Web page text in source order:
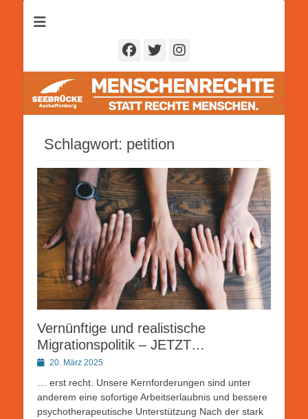
Facebook
Twitter
Instagram
Schlagwort: petition
Vernünftige und realistische
Migrationspolitik – JETZT…
Posted20. März 2025
… erst recht. Unsere Kernforderungen sind unter
anderem eine sofortige Arbeitserlaubnis und bessere
psychotherapeutische Unterstützung Nach der stark